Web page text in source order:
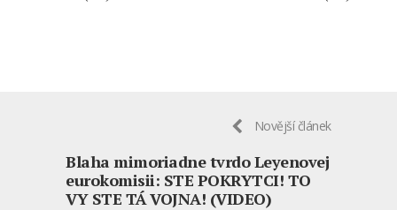
Novější článek
Blaha mimoriadne tvrdo Leyenovej
eurokomisii: STE POKRYTCI! TO
VY STE TÁ VOJNA! (VIDEO)